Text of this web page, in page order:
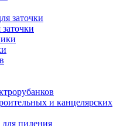
и канцелярских